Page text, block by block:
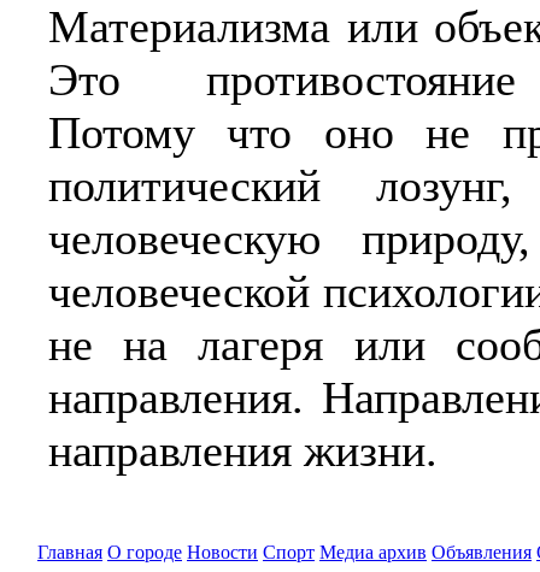
Материализма или
Это
Потому что оно не
политический
человеческую
человеческой
не на лагеря или
направления.
направления жизни.
Главная О городе Новости Спорт Медиа архив Объявления